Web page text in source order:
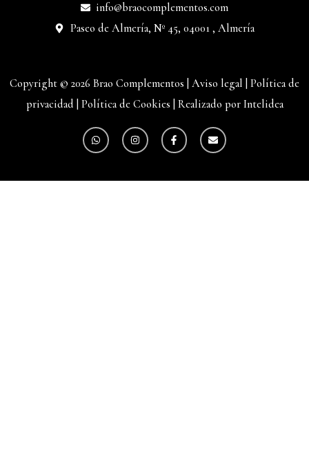
info@braocomplementos.com
Paseo de Almería, Nº 45, 04001 , Almería
Copyright © 2026 Brao Complementos | Aviso legal Política de
privacidad Política de Cookies Realizado por Intelidea
W
h
a
a
I
n
s
g
F
a
c
o
E
n
v
o